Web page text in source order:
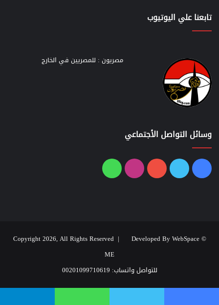
تابعنا علي اليوتيوب
مصريون : للمصريين في الخارج
وسائل التواصل الأجتماعي
فيسبوك
تويتر يوتيوبانستقرامواتساب
© Copyright 2026, All Rights Reserved |
Developed By WebSpace
ME
للتواصل واتساب: 00201099710619